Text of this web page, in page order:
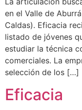
en el Valle de
Caldas). Eficacia
listado de jóvenes
estudiar la técnica
comerciales. La
selección de los […]
Eficacia